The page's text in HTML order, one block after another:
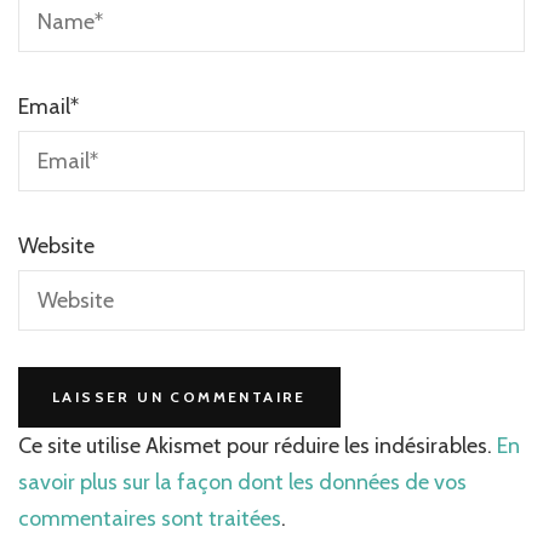
Email*
Website
Ce site utilise Akismet pour réduire les indésirables. En
savoir plus sur la façon dont les données de vos
commentaires sont traitées.